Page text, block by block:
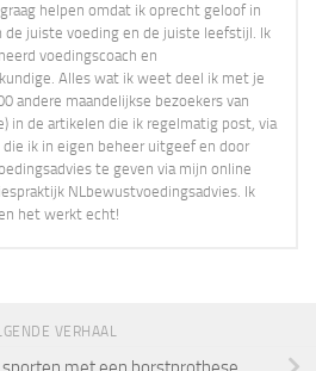
helpen omdat ik oprecht geloof in
de juiste voeding en de juiste leefstijl. Ik
voedingscoach en
Alles wat ik weet deel ik met je
andere maandelijkse bezoekers van
in de artikelen die ik regelmatig post, via
ik in eigen beheer uitgeef en door
te geven via mijn online
NLbewustvoedingsadvies. Ik
het werkt echt!
VERHAAL